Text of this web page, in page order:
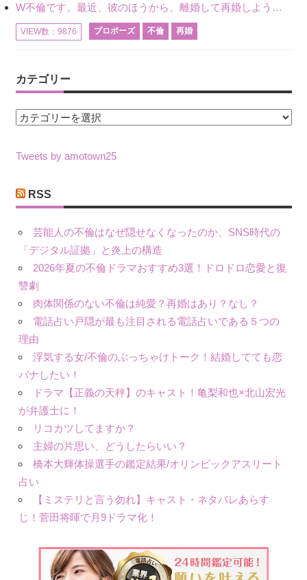
W不倫です。最近、彼のほうから、離婚して再婚しよう、と言ってきました。ハッキリいうと、そこまでは考えていませんでした。彼を好きな気持ちはあるし、彼なしの生活は考えられません。だけど、離婚して再婚すると
VIEW数：9876 プロポーズ 不倫 再婚
カテゴリー
カ
ゴ
ー
Tweets by amotown25
RSS
芸能人の不倫はなぜ隠せなくなったのか、SNS時代の
「デジタル証拠」と炎上の構造
2026年夏の不倫ドラマおすすめ3選！ドロドロ恋愛と復
讐劇
肉体関係のない不倫は純愛？再婚はあり？なし？
電話占い戸隠が最も注目される電話占いである５つの
理由
浮気する女/不倫のぶっちゃけトーク！結婚してても恋
バナしたい！
ドラマ【正義の天秤】のキャスト！亀梨和也×北山宏光
が弁護士に！
リコカツしてますか？
主婦の片思い、どうしたらいい？
橋本大輝体操選手の鑑定結果/オリンピックアスリート
占い
【ミステリと言う勿れ】キャスト・ネタバレあらす
じ！菅田将暉で月9ドラマ化！